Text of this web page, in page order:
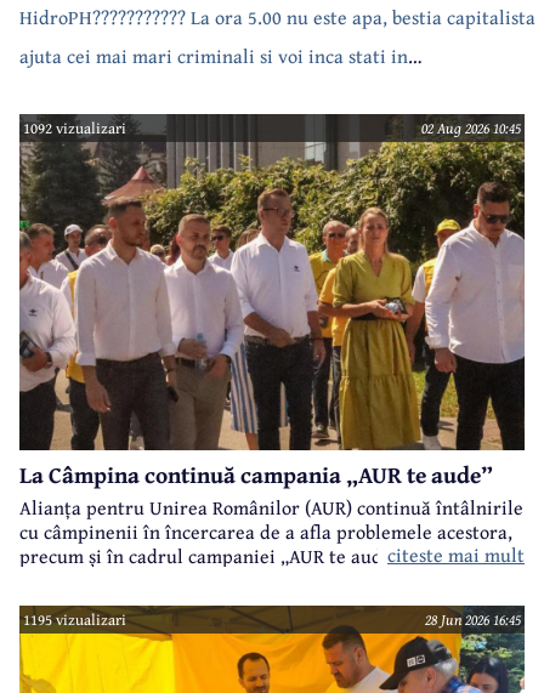
HidroPH??????????? La ora 5.00 nu este apa, bestia capitalista
ajuta cei mai mari criminali si voi inca stati in
1092 vizualizari 02 Aug 2026 10:45
La Câmpina continuă campania „AUR te aude”
Alianța pentru Unirea Românilor (AUR) continuă întâlnirile
cu câmpinenii în încercarea de a afla problemele acestora,
precum și în cadrul campaniei „AUR te aude”.citeste mai mult
1195 vizualizari 28 Jun 2026 16:45